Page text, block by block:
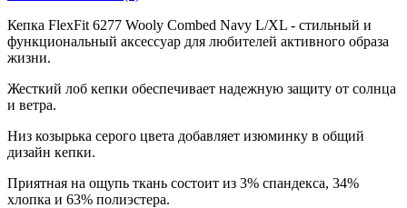
Кепка FlexFit 6277 Wooly Combed Navy L/XL - стильный и
функциональный аксессуар для любителей активного образа
жизни.
Жесткий лоб кепки обеспечивает надежную защиту от солнца
и ветра.
Низ козырька серого цвета добавляет изюминку в общий
дизайн кепки.
Приятная на ощупь ткань состоит из 3% спандекса, 34%
хлопка и 63% полиэстера.